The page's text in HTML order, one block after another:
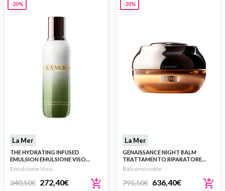
-20%
La Mer
THE HYDRATING INFUSED
EMULSION EMULSIONE VISO
IDRATANTE 125ML
Emulsione Viso
340,50€ 272,40€
-20%
La Mer
GENAISSANCE NIGHT BALM
TRATTAMENTO RIPARATORE
NOTTE 50ML
Balsamo notte
795,50€ 636,40€